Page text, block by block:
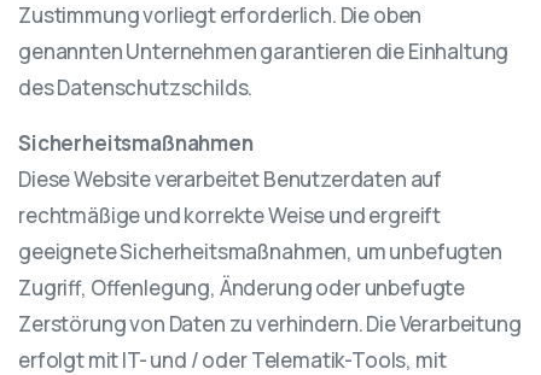
Zustimmung vorliegt erforderlich. Die oben
genannten Unternehmen garantieren die Einhaltung
des Datenschutzschilds.
Sicherheitsmaßnahmen
Diese Website verarbeitet Benutzerdaten auf
rechtmäßige und korrekte Weise und ergreift
geeignete Sicherheitsmaßnahmen, um unbefugten
Zugriff, Offenlegung, Änderung oder unbefugte
Zerstörung von Daten zu verhindern. Die Verarbeitung
erfolgt mit IT- und / oder Telematik-Tools, mit